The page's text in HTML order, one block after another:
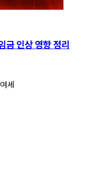
금 인상 영향 정리